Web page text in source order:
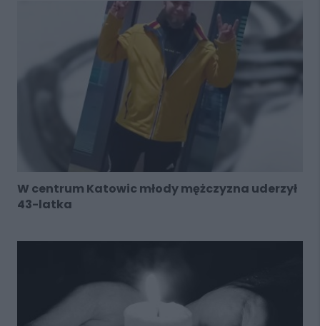
W centrum Katowic młody mężczyzna uderzył
43-latka